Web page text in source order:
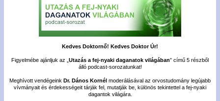
Kedves Doktornő! Kedves Doktor Úr!
Figyelmébe ajánljuk az „ Utazás a fej-nyaki daganatok világában” című 5 részből
álló podcast-sorozatunkat!
Meghívott vendégeink Dr. Dános Kornél moderálásával az orvostudomány legújabb
vívmányait és érdekességeit tárják fel, mutatják be, különös tekintettel a fej-nyaki
dagantok világára.